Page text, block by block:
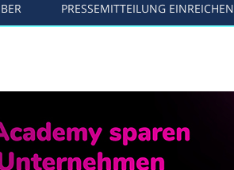
PRESSEMITTEILUNG EINREICHEN